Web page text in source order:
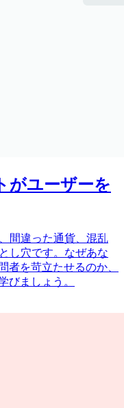
がユーザーを
間違った通貨、混乱
し穴です。なぜあな
者を苛立たせるのか、
びましょう。